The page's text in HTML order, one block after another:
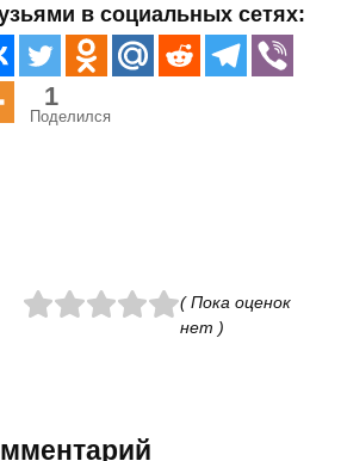
в социальных сетях:
1
Поделился
( Пока оценок
нет )